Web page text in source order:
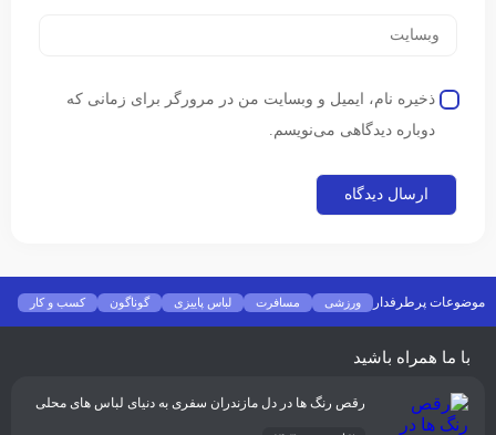
ذخیره نام، ایمیل و وبسایت من در مرورگر برای زمانی که
دوباره دیدگاهی می‌نویسم.
موضوعات پرطرفدار ورزشی مسافرت لباس پاییزی گوناگون
کسب و کار
فشن
غذا و نوشیدنی شیوه زندگی سلامتی تکنولوژی اخبار شرکت ها
با ما همراه باشید
رقص رنگ ها در دل مازندران سفری به دنیای لباس های محلی